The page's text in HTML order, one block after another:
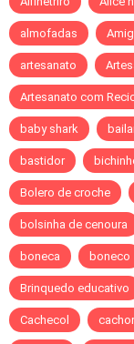
almofadas
artesanato
Artesanato com
baby shark
bastidor
Bolero de croche
bolsinha de cenoura
boneca boneco
Brinquedo educativo
Cachecol